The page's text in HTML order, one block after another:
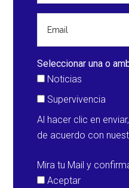
Seleccionar una o
Noticias
Supervivencia
Al hacer clic en
de acuerdo con
Mira tu Mail y
Aceptar